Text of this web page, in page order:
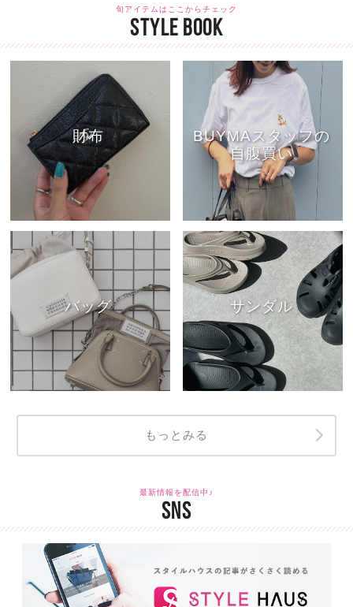
旬アイテムはここからチェック
STYLE BOOK
財布
BUYMAスタッフの
自腹買い
バッグ サンダル
もっとみる
最新情報を配信中♪
SNS